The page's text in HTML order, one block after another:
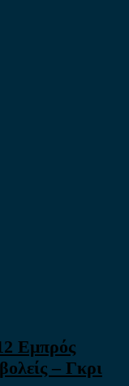
Εμπρός
– Γκρι